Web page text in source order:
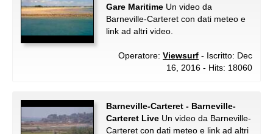
Gare Maritime Un video da
Barneville-Carteret con dati meteo e
link ad altri video.
Operatore: Viewsurf - Iscritto: Dec
16, 2016 - Hits: 18060
Barneville-Carteret - Barneville-
Carteret Live Un video da Barneville-
Carteret con dati meteo e link ad altri